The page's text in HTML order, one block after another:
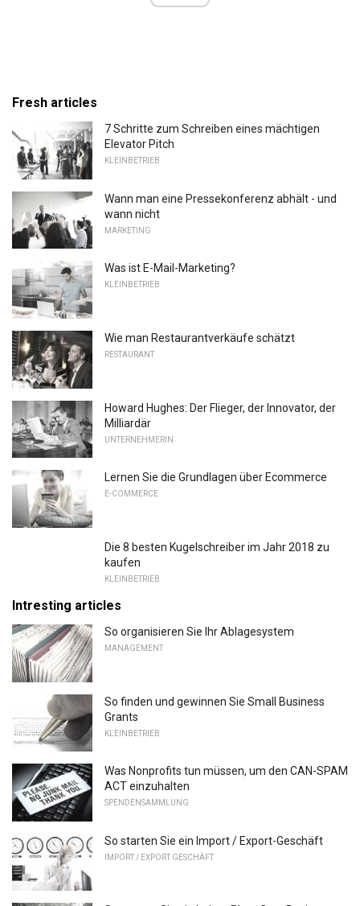
Fresh articles
7 Schritte zum Schreiben eines mächtigen
Elevator Pitch
KLEINBETRIEB
Wann man eine Pressekonferenz abhält - und
wann nicht
MARKETING
Was ist E-Mail-Marketing?
KLEINBETRIEB
Wie man Restaurantverkäufe schätzt
RESTAURANT
Howard Hughes: Der Flieger, der Innovator, der
Milliardär
UNTERNEHMERIN
Lernen Sie die Grundlagen über Ecommerce
E-COMMERCE
Die 8 besten Kugelschreiber im Jahr 2018 zu
kaufen
KLEINBETRIEB
Intresting articles
So organisieren Sie Ihr Ablagesystem
MANAGEMENT
So finden und gewinnen Sie Small Business
Grants
KLEINBETRIEB
Was Nonprofits tun müssen, um den CAN-SPAM
ACT einzuhalten
SPENDENSAMMLUNG
So starten Sie ein Import / Export-Geschäft
IMPORT / EXPORT GESCHÄFT